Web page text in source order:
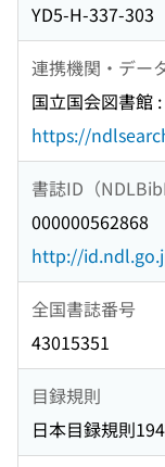
YD5-H-337-303
連携機関・デー
国立国会図書館
https://
書誌ID（
000000562868
http://
全国書誌番号
43015351
目録規則
日本目録規則